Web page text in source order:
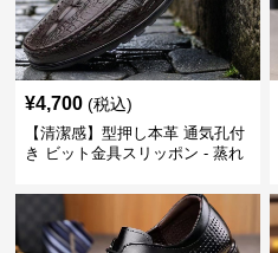
¥4,700 (税込)
【清潔感】型押し本革 通気孔付
き ビット金具スリッポン - 蒸れ